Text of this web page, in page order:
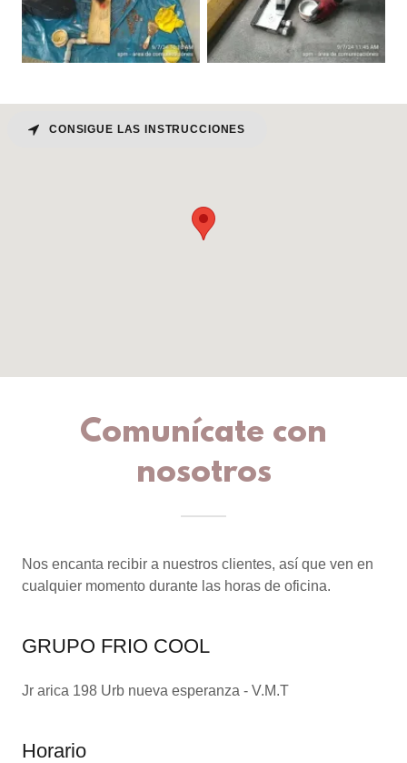
Comunícate con
nosotros
Nos encanta recibir a nuestros clientes, así que ven en
cualquier momento durante las horas de oficina.
GRUPO FRIO COOL
Jr arica 198 Urb nueva esperanza - V.M.T
Horario
CONSIGUE LAS INSTRUCCIONES